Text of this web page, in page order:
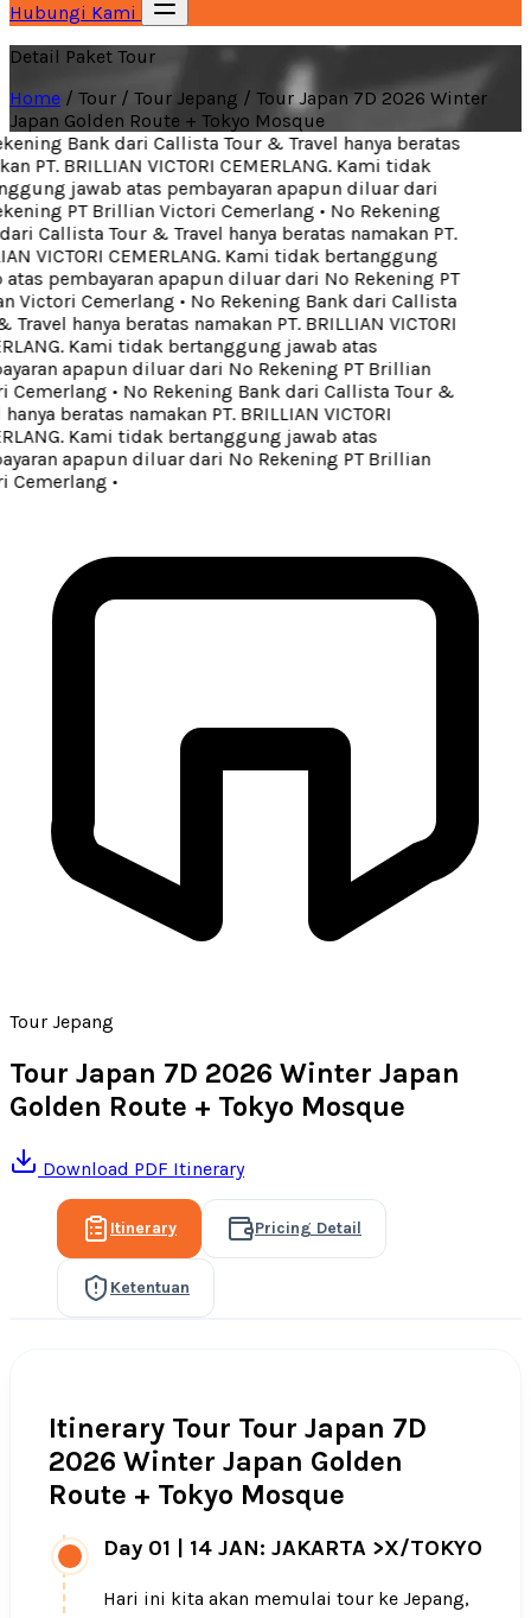
Hubungi Kami
Detail Paket Tour
Home / Tour / Tour Jepang / Tour Japan 7D 2026 Winter
Japan Golden Route + Tokyo Mosque
Bank dari Callista Tour & Travel hanya beratas
PT. BRILLIAN VICTORI CEMERLANG. Kami tidak
jawab atas pembayaran apapun diluar dari
PT Brillian Victori Cemerlang• No Rekening
Callista Tour & Travel hanya beratas namakan PT.
VICTORI CEMERLANG. Kami tidak bertanggung
pembayaran apapun diluar dari No Rekening PT
Victori Cemerlang• No Rekening Bank dari Callista
hanya beratas namakan PT. BRILLIAN VICTORI
Kami tidak bertanggung jawab atas
apapun diluar dari No Rekening PT Brillian
• No Rekening Bank dari Callista Tour &
beratas namakan PT. BRILLIAN VICTORI
Kami tidak bertanggung jawab atas
apapun diluar dari No Rekening PT Brillian
•
Tour Jepang
Tour Japan 7D 2026 Winter Japan
Golden Route + Tokyo Mosque
Download PDF Itinerary
Itinerary Pricing Detail
Ketentuan
Itinerary Tour Tour Japan 7D
2026 Winter Japan Golden
Route + Tokyo Mosque
Day 01 | 14 JAN: JAKARTA >X/TOKYO
Hari ini kita akan memulai tour ke Jepang,